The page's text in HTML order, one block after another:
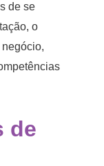
de se
o
de